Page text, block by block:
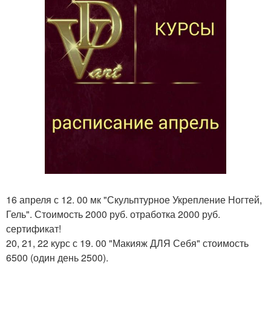
16 апреля с 12. 00 мк "Скульптурное Укрепление Ногтей,
Гель". Стоимость 2000 руб. отработка 2000 руб.
сертификат!
20, 21, 22 курс с 19. 00 "Макияж ДЛЯ Себя" стоимость
6500 (один день 2500).